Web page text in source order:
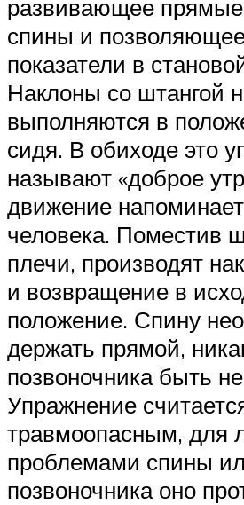
развивающее
спины и
показатели в
Наклоны со штангой
выполняются в
сидя. В обиходе это
называют «доброе
движение
человека. Поместив
плечи, производят
и возвращение в
положение. Спину
держать прямой,
позвоночника быть
Упражнение
травмоопасным, для
проблемами спины
позвоночника оно